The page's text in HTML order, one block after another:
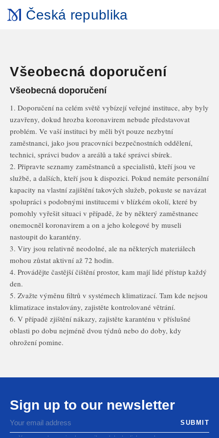
Česká republika
Všeobecná doporučení
Všeobecná doporučení
1. Doporučení na celém světě vybízejí veřejné instituce, aby byly
uzavřeny, dokud hrozba koronavirem nebude představovat
problém. Ve vaší instituci by měli být pouze nezbytní
zaměstnanci, jako jsou pracovníci bezpečnostních oddělení,
technici, správci budov a areálů a také správci sbírek.
2. Připravte seznamy zaměstnanců a specialistů, kteří jsou ve
službě, a dalších, kteří jsou k dispozici. Pokud nemáte personální
kapacity na vlastní zajištění takových služeb, pokuste se navázat
spolupráci s podobnými institucemi v blízkém okolí, které by
pomohly vyřešit situaci v případě, že by některý zaměstnanec
onemocněl koronavirem a on a jeho kolegové by museli
nastoupit do karantény.
3. Viry jsou relativně neodolné, ale na některých materiálech
mohou zůstat aktivní až 72 hodin.
4. Provádějte častější čištění prostor, kam mají lidé přístup každý
den.
5. Zvažte výměnu filtrů v systémech klimatizací. Tam kde nejsou
klimatizace instalovány, zajistěte kontrolované větrání.
6. V případě zjištění nákazy, zajistěte karanténu v příslušné
oblasti po dobu nejméně dvou týdnů nebo do doby, kdy
ohrožení pomine.
Sign up to our newsletter